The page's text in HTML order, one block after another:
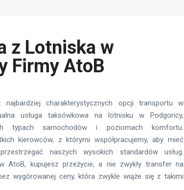
z Lotniska w
Firmy AtoB
charakterystycznych opcji transportu w
usługa taksówkowa na lotnisku w Podgoricy,
typach samochodów i poziomach komfortu.
kierowców, z którymi współpracujemy, aby mieć
naszych wysokich standardów usług.
AtoB, kupujesz przeżycie, a nie zwykły transfer na
wygórowanej ceny, która zwykle wiąże się z takimi